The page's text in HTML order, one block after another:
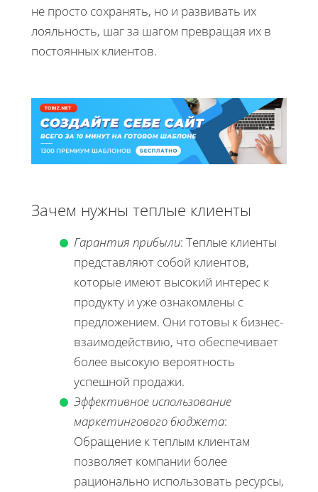
не просто сохранять, но и развивать их
лояльность, шаг за шагом превращая их в
постоянных клиентов.
Зачем нужны теплые клиенты
Гарантия прибыли: Теплые клиенты
представляют собой клиентов,
которые имеют высокий интерес к
продукту и уже ознакомлены с
предложением. Они готовы к бизнес-
взаимодействию, что обеспечивает
более высокую вероятность
успешной продажи.
Эффективное использование
маркетингового бюджета:
Обращение к теплым клиентам
позволяет компании более
рационально использовать ресурсы,